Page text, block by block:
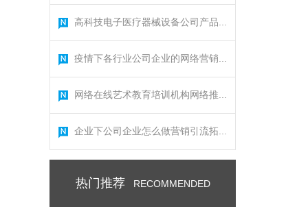
高科技电子医疗器械设备公司产品...
疫情下各行业公司企业的网络营销...
网络在线艺术教育培训机构网络推...
企业下公司企业怎么做营销引流拓...
热门推荐 RECOMMENDED